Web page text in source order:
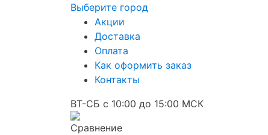
Выберите город
Акции
Доставка
Оплата
Как оформить заказ
Контакты
ВТ-СБ с 10:00 до 15:00 МСК
Сравнение